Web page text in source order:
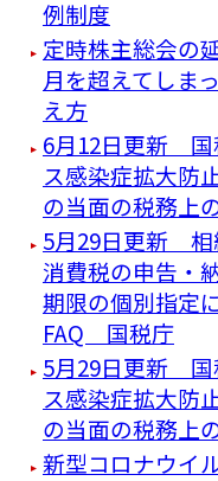
例制度
定時株主総会の
月を超えてしま
え方
6月12日更新 国
ス感染症拡大防
の当面の税務上
5月29日更新 相
消費税の申告・
期限の個別指定
FAQ 国税庁
5月29日更新 国
ス感染症拡大防
の当面の税務上
新型コロナウイ